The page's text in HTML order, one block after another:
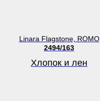
Linara Flagstone, ROMO
2494/163
Хлопок и лен